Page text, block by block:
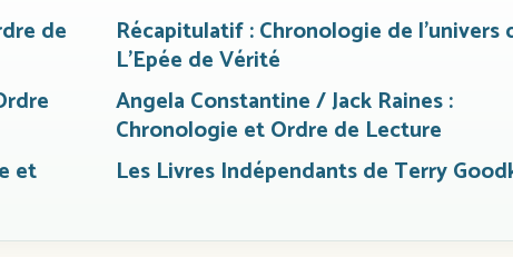
de
et
Récapitulatif : Chronologie de l’univers de
L’Epée de Vérité
Angela Constantine / Jack Raines :
Chronologie et Ordre de Lecture
Les Livres Indépendants de Terry